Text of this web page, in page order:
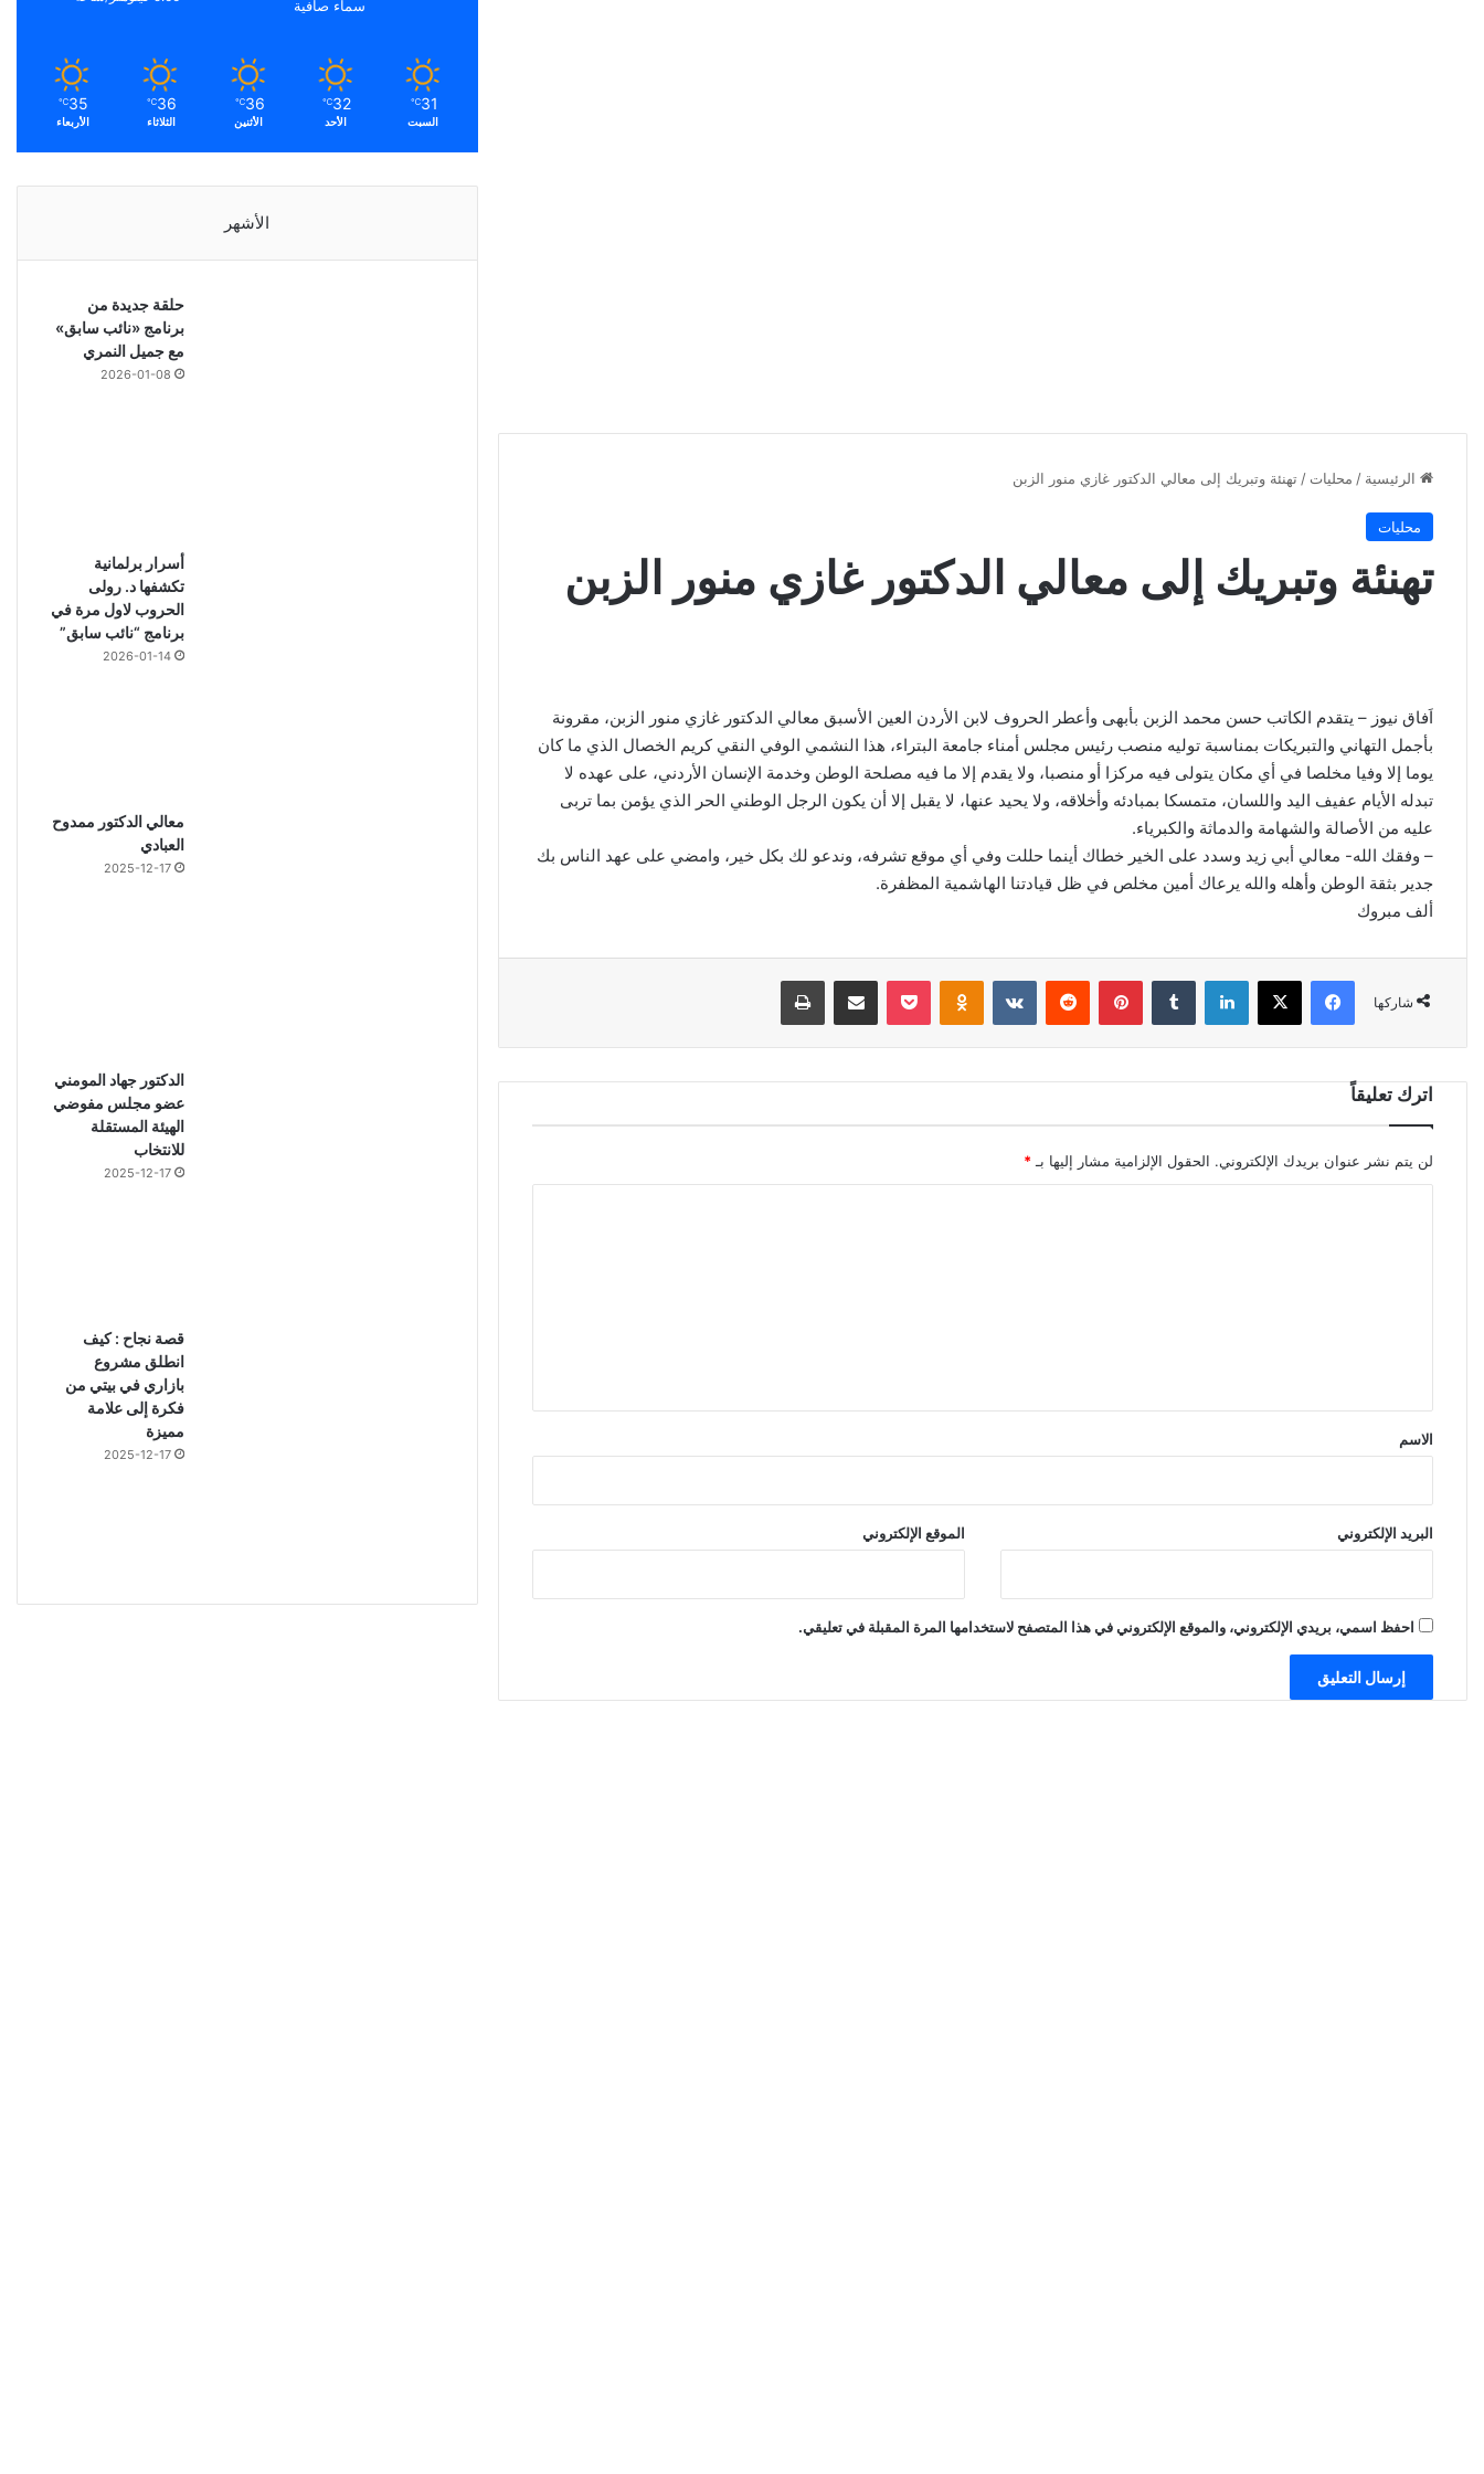
الرئيسية / محليات / تهنئة وتبريك إلى معالي الدكتور غازي منور الزبن
محليات
تهنئة وتبريك إلى معالي الدكتور غازي منور الزبن
اَفاق نيوز – يتقدم الكاتب حسن محمد الزبن بأبهى وأعطر الحروف لابن الأردن العين الأسبق معالي الدكتور غازي منور الزبن، مقرونة
بأجمل التهاني والتبريكات بمناسبة توليه منصب رئيس مجلس أمناء جامعة البتراء، هذا النشمي الوفي النقي كريم الخصال الذي ما كان
يوما إلا وفيا مخلصا في أي مكان يتولى فيه مركزا أو منصبا، ولا يقدم إلا ما فيه مصلحة الوطن وخدمة الإنسان الأردني، على عهده لا
تبدله الأيام عفيف اليد واللسان، متمسكا بمبادئه وأخلاقه، ولا يحيد عنها، لا يقبل إلا أن يكون الرجل الوطني الحر الذي يؤمن بما تربى
عليه من الأصالة والشهامة والدماثة والكبرياء.
– وفقك الله- معالي أبي زيد وسدد على الخير خطاك أينما حللت وفي أي موقع تشرفه، وندعو لك بكل خير، وامضي على عهد الناس بك
جدير بثقة الوطن وأهله والله يرعاك أمين مخلص في ظل قيادتنا الهاشمية المظفرة.
ألف مبروك
شاركها
فيسبوك لينكدإن بينتيريست
اترك تعليقاً
لن يتم نشر عنوان بريدك الإلكتروني. الحقول الإلزامية مشار إليها بـ *
*
الاسم
البريد الإلكتروني الموقع الإلكتروني
احفظ اسمي، بريدي الإلكتروني، والموقع الإلكتروني في هذا المتصفح لاستخدامها المرة المقبلة في تعليقي.
سماء صافية
31
℃
السبت
32
℃
الأحد
36
℃
الأثنين
36
℃
الثلاثاء
35
℃
الأربعاء
الأشهر
حلقة جديدة من
برنامج «نائب سابق»
مع جميل النمري
2026-01-08
أسرار برلمانية
تكشفها د. رولى
الحروب لاول مرة في
برنامج “نائب سابق”
2026-01-14
معالي الدكتور ممدوح
العبادي
2025-12-17
الدكتور جهاد المومني
عضو مجلس مفوضي
الهيئة المستقلة
للانتخاب
2025-12-17
قصة نجاح : كيف
انطلق مشروع
بازاري في بيتي من
فكرة إلى علامة
مميزة
2025-12-17